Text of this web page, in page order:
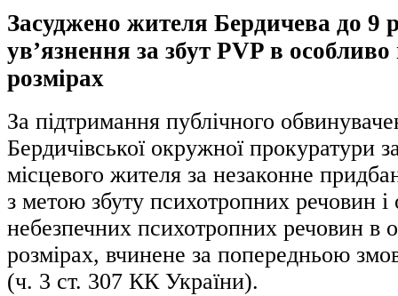
Засуджено жителя Бердичева до 9
ув’язнення за збут PVP в
розмірах
За підтримання публічного
Бердичівської окружної прокуратури
місцевого жителя за незаконне
з метою збуту психотропних речовин і
небезпечних психотропних речовин в
розмірах, вчинене за попередньою
(ч. 3 ст. 307 КК України).